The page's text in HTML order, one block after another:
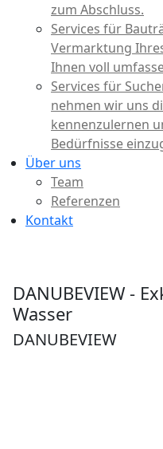
zum Abschluss.
Services für
Vermarktung
Ihnen voll
Services für
nehmen wir uns
kennenzulernen
Bedürfnisse
Über uns
Team
Referenzen
Kontakt
DANUBEVIEW -
Wasser
DANUBEVIEW